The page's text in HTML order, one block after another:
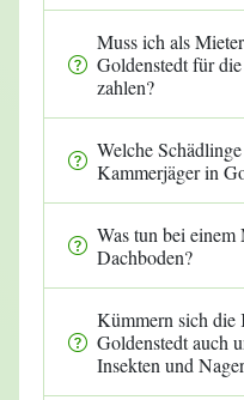
Muss ich als
Goldenstedt für
zahlen?
Welche
Kammerjäger in
Was tun bei einem
Dachboden?
Kümmern sich die
Goldenstedt auch
Insekten und